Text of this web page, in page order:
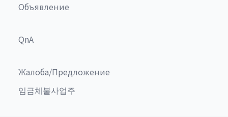
Объявление
QnA
Жалоба/Предложение
임금체불사업주